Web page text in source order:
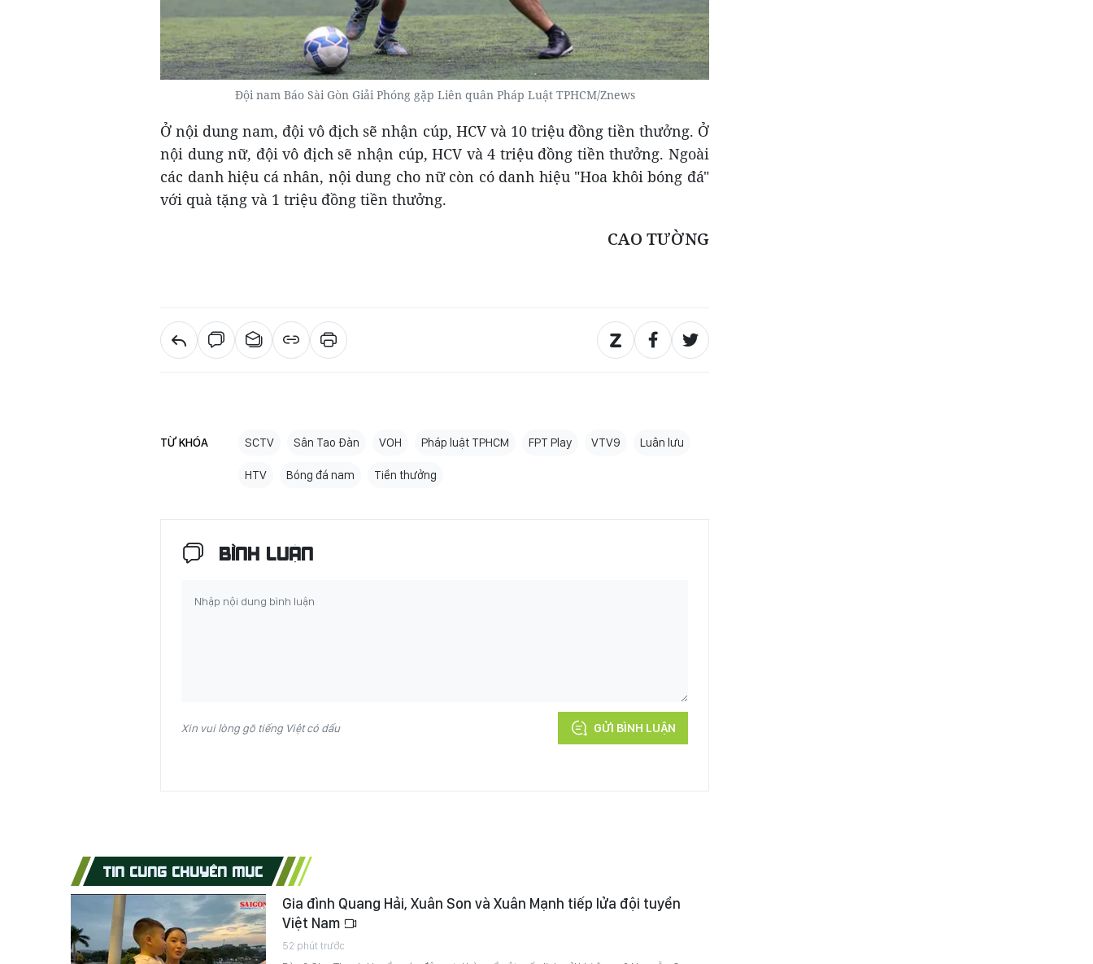
Đội nam Báo Sài Gòn Giải Phóng gặp Liên quân Pháp Luật TPHCM/Znews
Ở nội dung nam, đội vô địch sẽ nhận cúp, HCV và 10 triệu đồng tiền thưởng. Ở
nội dung nữ, đội vô địch sẽ nhận cúp, HCV và 4 triệu đồng tiền thưởng. Ngoài
các danh hiệu cá nhân, nội dung cho nữ còn có danh hiệu "Hoa khôi bóng đá"
với quà tặng và 1 triệu đồng tiền thưởng.
CAO TƯỜNG
TỪ KHÓA SCTV Sân Tao Đàn VOH Pháp luật TPHCM FPT Play VTV9 Luân lưu
HTV Bóng đá nam Tiền thưởng
BÌNH LUẬN
Xin vui lòng gõ tiếng Việt có dấu GỬI BÌNH LUẬN
TIN CÙNG CHUYÊN MỤC
Gia đình Quang Hải, Xuân Son và Xuân Mạnh tiếp lửa đội tuyển
Việt Nam
52 phút trước